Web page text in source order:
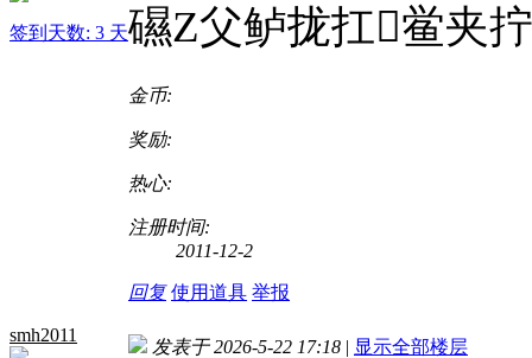
签到天数: 3 天礘Z父鲈拢扛鲎夹拧
金币:
奖励:
热心:
注册时间:
2011-12-2
回复 使用道具 举报
smh2011
发表于 2026-5-22 17:18 | 显示全部楼层